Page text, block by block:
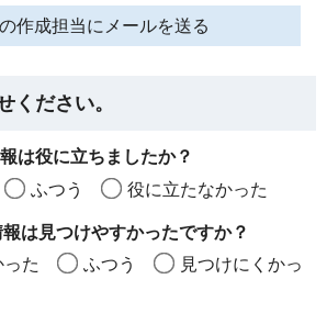
作成担当にメールを送る
ください。
は役に立ちましたか？
ふつう
役に立たなかった
は見つけやすかったですか？
た
ふつう
見つけにくかっ